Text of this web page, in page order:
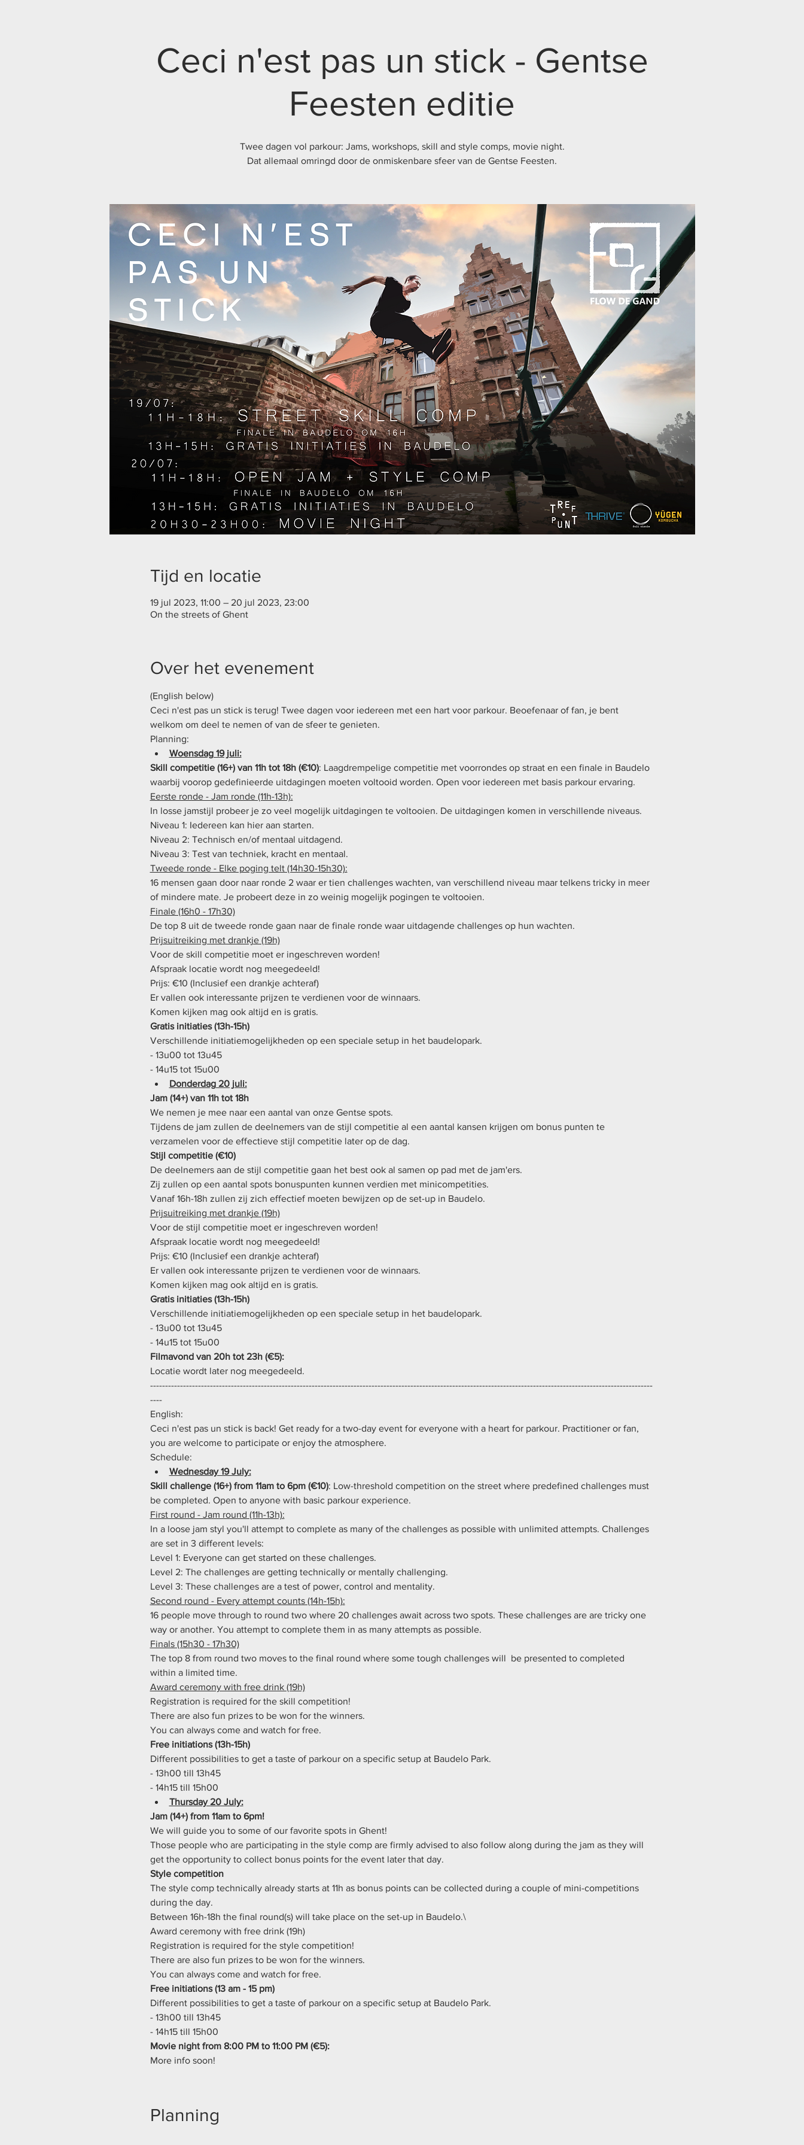
Ceci n'est pas un stick - Gentse
Feesten editie
Twee dagen vol parkour: Jams, workshops, skill and style comps, movie night.
Dat allemaal omringd door de onmiskenbare sfeer van de Gentse Feesten.
Tijd en locatie
19 jul 2023, 11:00 – 20 jul 2023, 23:00
On the streets of Ghent
Over het evenement
(English below)
Ceci n'est pas un stick is terug! Twee dagen voor iedereen met een hart voor parkour. Beoefenaar of fan, je bent
welkom om deel te nemen of van de sfeer te genieten.
Planning:
Woensdag 19 juli:
Skill competitie (16+) van 11h tot 18h (€10): Laagdrempelige competitie met voorrondes op straat en een finale in Baudelo
waarbij voorop gedefinieerde uitdagingen moeten voltooid worden. Open voor iedereen met basis parkour ervaring.
Eerste ronde - Jam ronde (11h-13h):
In losse jamstijl probeer je zo veel mogelijk uitdagingen te voltooien. De uitdagingen komen in verschillende niveaus.
Niveau 1: Iedereen kan hier aan starten.
Niveau 2: Technisch en/of mentaal uitdagend.
Niveau 3: Test van techniek, kracht en mentaal.
Tweede ronde - Elke poging telt (14h30-15h30):
16 mensen gaan door naar ronde 2 waar er tien challenges wachten, van verschillend niveau maar telkens tricky in meer
of mindere mate. Je probeert deze in zo weinig mogelijk pogingen te voltooien.
Finale (16h0 - 17h30)
De top 8 uit de tweede ronde gaan naar de finale ronde waar uitdagende challenges op hun wachten.
Prijsuitreiking met drankje (19h)
Voor de skill competitie moet er ingeschreven worden!
Afspraak locatie wordt nog meegedeeld!
Prijs: €10 (Inclusief een drankje achteraf)
Er vallen ook interessante prijzen te verdienen voor de winnaars.
Komen kijken mag ook altijd en is gratis.
Gratis initiaties (13h-15h)
Verschillende initiatiemogelijkheden op een speciale setup in het baudelopark.
- 13u00 tot 13u45
- 14u15 tot 15u00
Donderdag 20 juli:
Jam (14+) van 11h tot 18h
We nemen je mee naar een aantal van onze Gentse spots.
Tijdens de jam zullen de deelnemers van de stijl competitie al een aantal kansen krijgen om bonus punten te
verzamelen voor de effectieve stijl competitie later op de dag.
Stijl competitie (€10)
De deelnemers aan de stijl competitie gaan het best ook al samen op pad met de jam'ers.
Zij zullen op een aantal spots bonuspunten kunnen verdien met minicompetities.
Vanaf 16h-18h zullen zij zich effectief moeten bewijzen op de set-up in Baudelo.
Prijsuitreiking met drankje (19h)
Voor de stijl competitie moet er ingeschreven worden!
Afspraak locatie wordt nog meegedeeld!
Prijs: €10 (Inclusief een drankje achteraf)
Er vallen ook interessante prijzen te verdienen voor de winnaars.
Komen kijken mag ook altijd en is gratis.
Gratis initiaties (13h-15h)
Verschillende initiatiemogelijkheden op een speciale setup in het baudelopark.
- 13u00 tot 13u45
- 14u15 tot 15u00
Filmavond van 20h tot 23h (€5):
Locatie wordt later nog meegedeeld.
------------------------------------------------------------------------------------------------------------------------------------------------------------------------
----
English:
Ceci n'est pas un stick is back! Get ready for a two-day event for everyone with a heart for parkour. Practitioner or fan,
you are welcome to participate or enjoy the atmosphere.
Schedule:
Wednesday 19 July:
Skill challenge (16+) from 11am to 6pm (€10): Low-threshold competition on the street where predefined challenges must
be completed. Open to anyone with basic parkour experience.
First round - Jam round (11h-13h):
In a loose jam styl you'll attempt to complete as many of the challenges as possible with unlimited attempts. Challenges
are set in 3 different levels:
Level 1: Everyone can get started on these challenges.
Level 2: The challenges are getting technically or mentally challenging.
Level 3: These challenges are a test of power, control and mentality.
Second round - Every attempt counts (14h-15h):
16 people move through to round two where 20 challenges await across two spots. These challenges are are tricky one
way or another. You attempt to complete them in as many attempts as possible.
Finals (15h30 - 17h30)
The top 8 from round two moves to the final round where some tough challenges will  be presented to completed
within a limited time.
Award ceremony with free drink (19h)
Registration is required for the skill competition!
There are also fun prizes to be won for the winners.
You can always come and watch for free.
Free initiations (13h-15h)
Different possibilities to get a taste of parkour on a specific setup at Baudelo Park.
- 13h00 till 13h45
- 14h15 till 15h00
Thursday 20 July:
Jam (14+) from 11am to 6pm!
We will guide you to some of our favorite spots in Ghent!
Those people who are participating in the style comp are firmly advised to also follow along during the jam as they will
get the opportunity to collect bonus points for the event later that day.
Style competition
The style comp technically already starts at 11h as bonus points can be collected during a couple of mini-competitions
during the day.
Between 16h-18h the final round(s) will take place on the set-up in Baudelo.\
Award ceremony with free drink (19h)
Registration is required for the style competition!
There are also fun prizes to be won for the winners.
You can always come and watch for free.
Free initiations (13 am - 15 pm)
Different possibilities to get a taste of parkour on a specific setup at Baudelo Park.
- 13h00 till 13h45
- 14h15 till 15h00
Movie night from 8:00 PM to 11:00 PM (€5):
More info soon!
Planning